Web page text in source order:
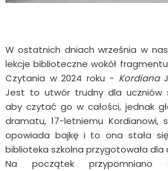
W ostatnich dniach września w
lekcje biblioteczne wokół
Czytania w 2024 roku - Kordiana
Jest to utwór trudny dla uczniów
aby czytać go w całości, jednak
dramatu, 17-letniemu Kordianowi,
opowiada bajkę i to ona stała
biblioteka szkolna przygotowała dla
Na początek